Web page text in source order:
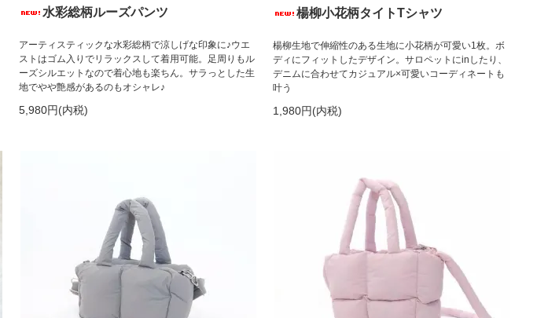
水彩総柄ルーズパンツ
アーティスティックな水彩総柄で涼しげな印象に♪ウエ
ストはゴム入りでリラックスして着用可能。足周りもル
ーズシルエットなので着心地も楽ちん。サラっとした生
地でやや艶感があるのもオシャレ♪
5,980円(内税)
楊柳小花柄タイトTシャツ
楊柳生地で伸縮性のある生地に小花柄が可愛い1枚。ボ
ディにフィットしたデザイン。サロペットにinしたり、
デニムに合わせてカジュアル×可愛いコーディネートも
叶う
1,980円(内税)